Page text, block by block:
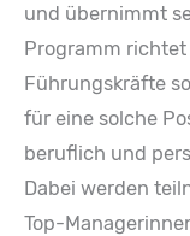
und übernimmt
Programm
Führungskräfte
für eine solche
beruflich und
Dabei werden
Top-